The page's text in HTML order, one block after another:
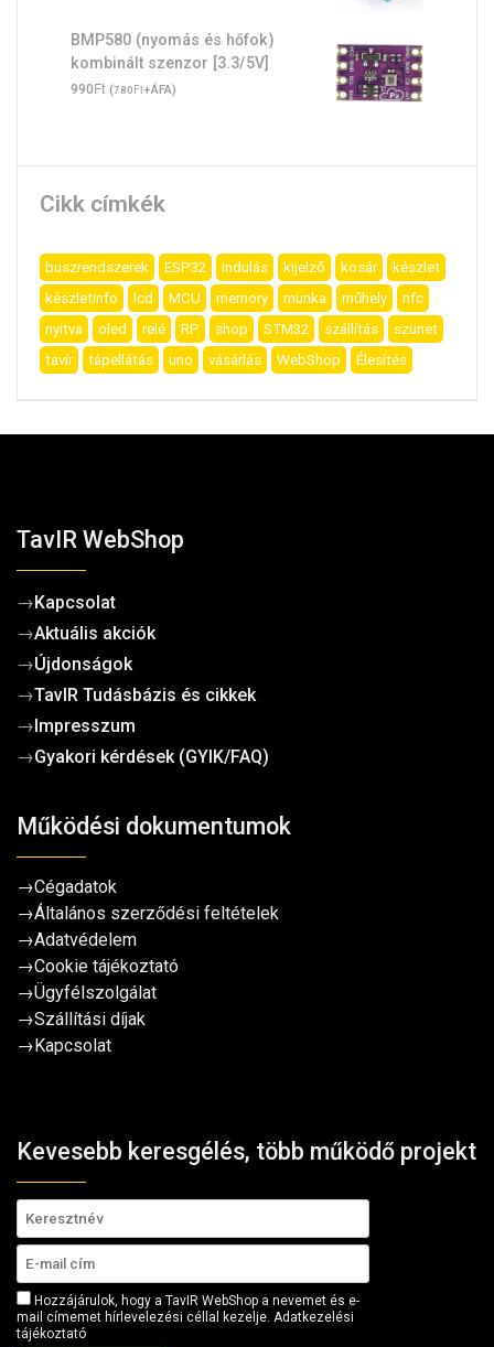
BMP580 (nyomás és hőfok)
kombinált szenzor [3.3/5V]
990Ft (780Ft+ÁFA)
Cikk címkék
buszrendszerek ESP32 indulás kijelző kosár
készlet
készletinfo
lcd MCU memory munka műhely
nfc
nyitva
oled relé RP shop STM32 szállítás
szünet
tavir
tápellátás uno vásárlás WebShop Élesítés
TavIR WebShop
→Kapcsolat
→Aktuális akciók
→Újdonságok
→TavIR Tudásbázis és cikkek
→Impresszum
→Gyakori kérdések (GYIK/FAQ)
Működési dokumentumok
→Cégadatok
→Általános szerződési feltételek
→Adatvédelem
→Cookie tájékoztató
→Ügyfélszolgálat
→Szállítási díjak
→Kapcsolat
Kevesebb keresgélés, több működő projekt
Hozzájárulok, hogy a TavIR WebShop a nevemet és e-
mail címemet hírlevelezési céllal kezelje. Adatkezelési
tájékoztató